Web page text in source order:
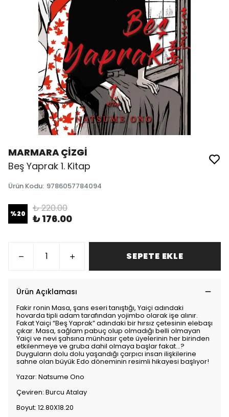
MARMARA ÇİZGİ
Beş Yaprak 1. Kitap
Ürün Kodu: 9786057784094
%20 ₺ 220.00
₺ 176.00
SEPETE EKLE
Ürün Açıklaması
Fakir ronin Masa, şans eseri tanıştığı, Yaiçi adındaki
hovarda tipli adam tarafından yojimbo olarak işe alınır.
Fakat Yaiçi “Beş Yaprak” adındaki bir hırsız çetesinin elebaşı
çıkar. Masa, sağlam pabuç olup olmadığı belli olmayan
Yaiçi ve nevi şahsına münhasır çete üyelerinin her birinden
etkilenmeye ve gruba dahil olmaya başlar fakat...?
Duyguların dolu dolu yaşandığı çarpıcı insan ilişkilerine
sahne olan büyük Edo döneminin resimli hikayesi başlıyor!
Yazar: Natsume Ono
Çeviren: Burcu Atalay
Boyut: 12.80X18.20